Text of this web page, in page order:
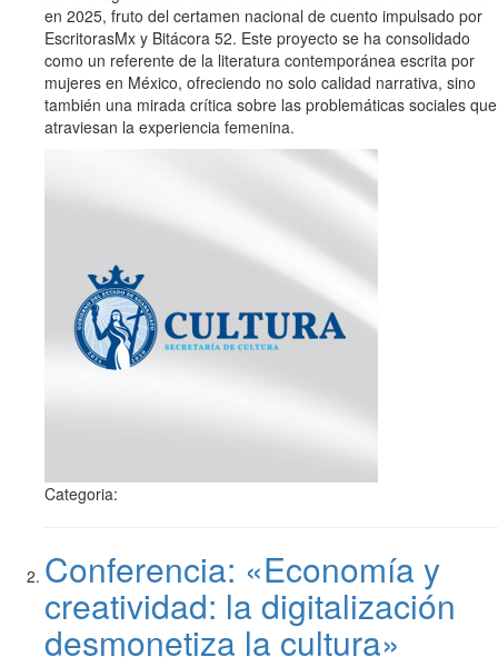
en 2025, fruto del certamen nacional de cuento impulsado por
EscritorasMx y Bitácora 52. Este proyecto se ha consolidado
como un referente de la literatura contemporánea escrita por
mujeres en México, ofreciendo no solo calidad narrativa, sino
también una mirada crítica sobre las problemáticas sociales que
atraviesan la experiencia femenina.
Categoria:
Conferencia: «Economía y
creatividad: la digitalización
desmonetiza la cultura»